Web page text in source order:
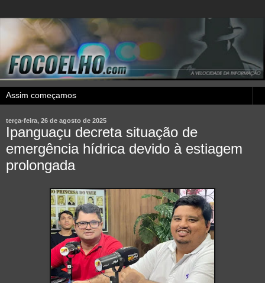
terça-feira, 26 de agosto de 2025
Ipanguaçu decreta situação de
emergência hídrica devido à estiagem
prolongada